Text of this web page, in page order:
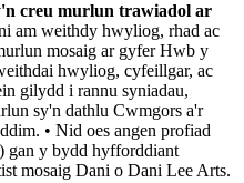
creu murlun trawiadol ar
am weithdy hwyliog, rhad ac
mosaig ar gyfer Hwb y
hwyliog, cyfeillgar, ac
gilydd i rannu syniadau,
sy'n dathlu Cwmgors a'r
• Nid oes angen profiad
gan y bydd hyfforddiant
mosaig Dani o Dani Lee Arts.